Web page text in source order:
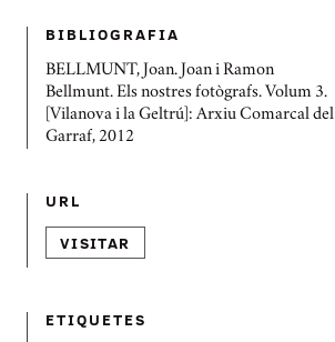
BIBLIOGRAFIA
BELLMUNT, Joan. Joan i Ramon
Bellmunt. Els nostres fotògrafs. Volum 3.
[Vilanova i la Geltrú]: Arxiu Comarcal del
Garraf, 2012
URL
VISITAR
ETIQUETES